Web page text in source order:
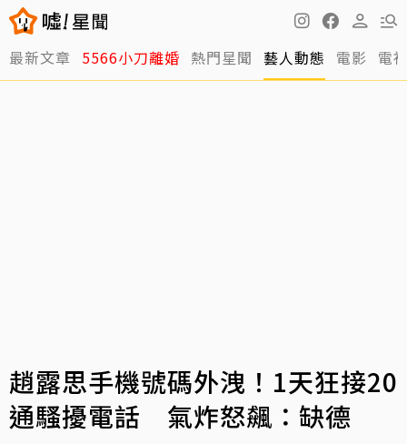
最新文章 5566小刀離婚 熱門星聞 藝人動態 電影 電
趙露思手機號碼外洩！1天狂接20
通騷擾電話 氣炸怒飆：缺德